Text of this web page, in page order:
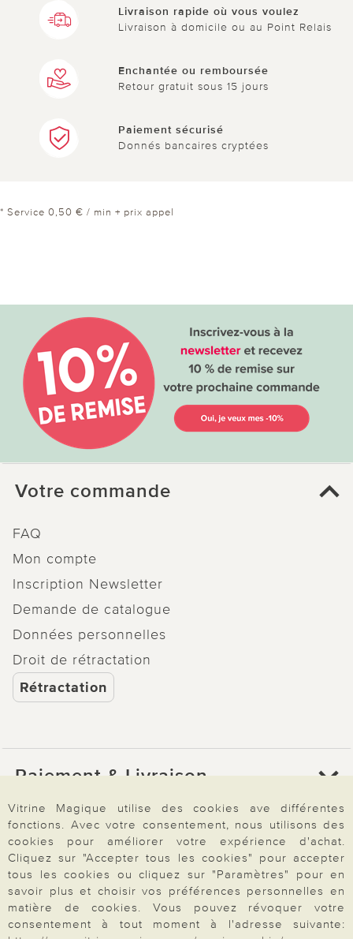
Livraison rapide où vous voulez
Livraison à domicile ou au Point Relais
Enchantée ou remboursée
Retour gratuit sous 15 jours
Paiement sécurisé
Donnés bancaires cryptées
* Service 0,50 € / min + prix appel
Votre commande
FAQ
Mon compte
Inscription Newsletter
Demande de catalogue
Données personnelles
Droit de rétractation
Rétractation
Paiement & Livraison
À propos de nous
Besoin d'aide?
Vitrine Magique utilise des cookies ave différentes
fonctions. Avec votre consentement, nous utilisons des
cookies pour améliorer votre expérience d'achat.
Cliquez sur "Accepter tous les cookies" pour accepter
tous les cookies ou cliquez sur "Paramètres" pour en
savoir plus et choisir vos préférences personnelles en
matière de cookies. Vous pouvez révoquer votre
consentement à tout moment à l'adresse suivante: